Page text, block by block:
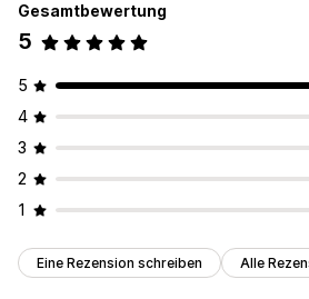
Gesamtbewertung
5
5
4
3
2
1
Eine Rezension schreiben Alle